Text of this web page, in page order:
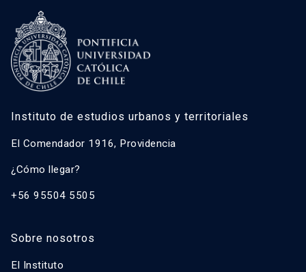
Instituto de estudios urbanos y territoriales
El Comendador 1916, Providencia
¿Cómo llegar?
+56 95504 5505
Sobre nosotros
El Instituto